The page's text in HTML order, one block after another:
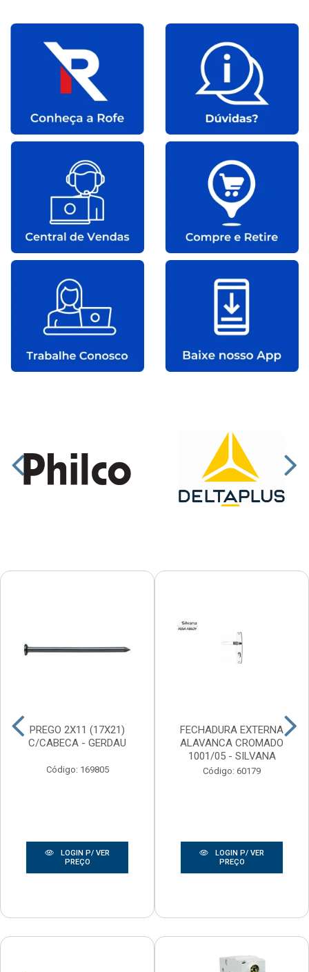
PREGO 2X11 (17X21)
C/CABECA - GERDAU
Código: 169805
LOGIN P/ VER
PREÇO
FECHADURA EXTERNA
ALAVANCA CROMADO
1001/05 - SILVANA
Código: 60179
LOGIN P/ VER
PREÇO